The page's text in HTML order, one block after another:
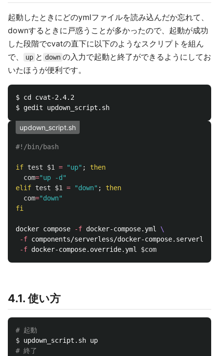
起動したときにどのymlファイルを読み込んだか忘れて、
downするときに戸惑うことが多かったので、起動が成功
した段階でcvatの直下に以下のようなスクリプトを組ん
で、
up と down の入力で起動と終了ができるようにしてお
いたほうが便利です。
$ cd cvat-2.4.2
updown_script.sh
#!/bin/bash
if test $1 = "up" ;
then
com="up -d"
elif test $1 = "down" ;
then
com="down"
fi
docker compose -f docker-compose.yml \
-f components/serverless/docker-
-f docker-compose.override.yml $com
4.1. 使い方
# 起動
$
# 終了